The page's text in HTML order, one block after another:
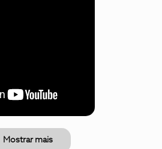
Mostrar mais